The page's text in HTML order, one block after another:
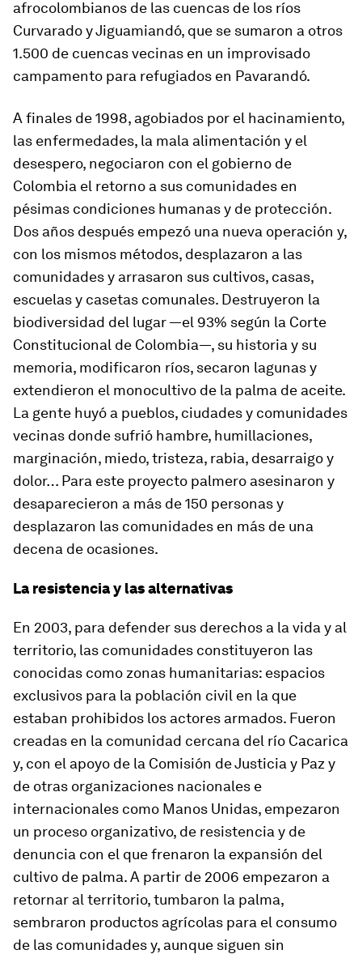
afrocolombianos de las cuencas de los ríos
Curvarado y Jiguamiandó, que se sumaron a otros
1.500 de cuencas vecinas en un improvisado
campamento para refugiados en Pavarandó.
A finales de 1998, agobiados por el hacinamiento,
las enfermedades, la mala alimentación y el
desespero, negociaron con el gobierno de
Colombia el retorno a sus comunidades en
pésimas condiciones humanas y de protección.
Dos años después empezó una nueva operación y,
con los mismos métodos, desplazaron a las
comunidades y arrasaron sus cultivos, casas,
escuelas y casetas comunales. Destruyeron la
biodiversidad del lugar —el 93% según la Corte
Constitucional de Colombia—, su historia y su
memoria, modificaron ríos, secaron lagunas y
extendieron el monocultivo de la palma de aceite.
La gente huyó a pueblos, ciudades y comunidades
vecinas donde sufrió hambre, humillaciones,
marginación, miedo, tristeza, rabia, desarraigo y
dolor… Para este proyecto palmero asesinaron y
desaparecieron a más de 150 personas y
desplazaron las comunidades en más de una
decena de ocasiones.
La resistencia y las alternativas
En 2003, para defender sus derechos a la vida y al
territorio, las comunidades constituyeron las
conocidas como zonas humanitarias: espacios
exclusivos para la población civil en la que
estaban prohibidos los actores armados. Fueron
creadas en la comunidad cercana del río Cacarica
y, con el apoyo de la Comisión de Justicia y Paz y
de otras organizaciones nacionales e
internacionales como Manos Unidas, empezaron
un proceso organizativo, de resistencia y de
denuncia con el que frenaron la expansión del
cultivo de palma. A partir de 2006 empezaron a
retornar al territorio, tumbaron la palma,
sembraron productos agrícolas para el consumo
de las comunidades y, aunque siguen sin